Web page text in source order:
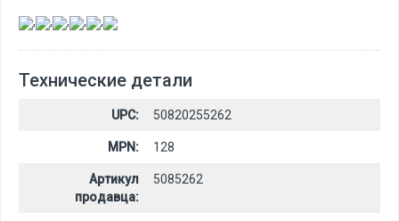
, , , , ,
Технические детали
UPC: 50820255262
MPN: 128
Артикул
продавца:
5085262